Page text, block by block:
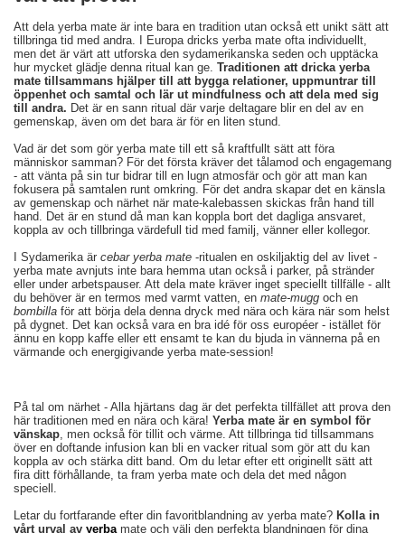
Att dela yerba mate är inte bara en tradition utan också ett unikt sätt att
tillbringa tid med andra. I Europa dricks yerba mate ofta individuellt,
men det är värt att utforska den sydamerikanska seden och upptäcka
hur mycket glädje denna ritual kan ge. Traditionen att dricka yerba
mate tillsammans hjälper till att bygga relationer, uppmuntrar till
öppenhet och samtal och lär ut mindfulness och att dela med sig
till andra. Det är en sann ritual där varje deltagare blir en del av en
gemenskap, även om det bara är för en liten stund.
Vad är det som gör yerba mate till ett så kraftfullt sätt att föra
människor samman? För det första kräver det tålamod och engagemang
- att vänta på sin tur bidrar till en lugn atmosfär och gör att man kan
fokusera på samtalen runt omkring. För det andra skapar det en känsla
av gemenskap och närhet när mate-kalebassen skickas från hand till
hand. Det är en stund då man kan koppla bort det dagliga ansvaret,
koppla av och tillbringa värdefull tid med familj, vänner eller kollegor.
I Sydamerika är cebar yerba mate -ritualen en oskiljaktig del av livet -
yerba mate avnjuts inte bara hemma utan också i parker, på stränder
eller under arbetspauser. Att dela mate kräver inget speciellt tillfälle - allt
du behöver är en termos med varmt vatten, en mate-mugg och en
bombilla för att börja dela denna dryck med nära och kära när som helst
på dygnet. Det kan också vara en bra idé för oss européer - istället för
ännu en kopp kaffe eller ett ensamt te kan du bjuda in vännerna på en
värmande och energigivande yerba mate-session!
På tal om närhet - Alla hjärtans dag är det perfekta tillfället att prova den
här traditionen med en nära och kära! Yerba mate är en symbol för
vänskap , men också för tillit och värme. Att tillbringa tid tillsammans
över en doftande infusion kan bli en vacker ritual som gör att du kan
koppla av och stärka ditt band. Om du letar efter ett originellt sätt att
fira ditt förhållande, ta fram yerba mate och dela det med någon
speciell.
Letar du fortfarande efter din favoritblandning av yerba mate? Kolla in
vårt urval av yerba mate och välj den perfekta blandningen för dina